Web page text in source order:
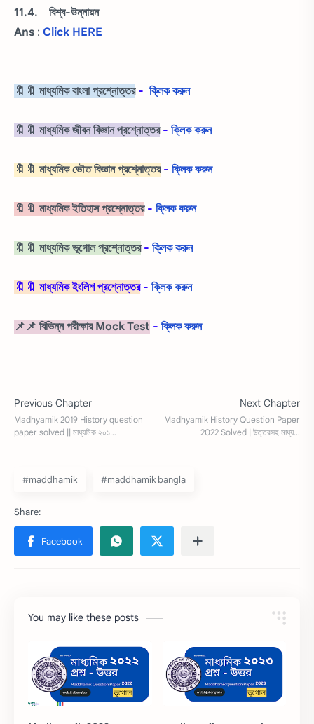
11.4. বিশ্ব-উন্নায়ন
Ans : Click HERE
🔖🔖 মাধ্যমিক বাংলা প্রশ্নোত্তর- ক্লিক করুন
🔖🔖 মাধ্যমিক জীবন বিজ্ঞান প্রশ্নোত্তর- ক্লিক করুন
🔖🔖 মাধ্যমিক ভৌত বিজ্ঞান প্রশ্নোত্তর- ক্লিক করুন
🔖🔖 মাধ্যমিক ইতিহাস প্রশ্নোত্তর- ক্লিক করুন
🔖🔖 মাধ্যমিক ভূগোল প্রশ্নোত্তর- ক্লিক করুন
🔖🔖 মাধ্যমিক ইংলিশ প্রশ্নোত্তর- ক্লিক করুন
📌📌 বিভিন্ন পরীক্ষার Mock Test - ক্লিক করুন
#maddhamik #maddhamik bangla
You may like these posts